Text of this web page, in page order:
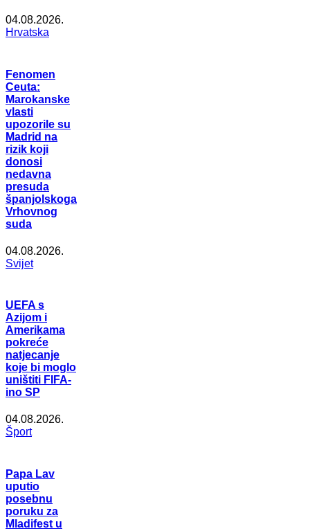
04.08.2026.
Hrvatska
Fenomen
Ceuta:
Marokanske
vlasti
upozorile su
Madrid na
rizik koji
donosi
nedavna
presuda
španjolskoga
Vrhovnog
suda
04.08.2026.
Svijet
UEFA s
Azijom i
Amerikama
pokreće
natjecanje
koje bi moglo
uništiti FIFA-
ino SP
04.08.2026.
Šport
Papa Lav
uputio
posebnu
poruku za
Mladifest u